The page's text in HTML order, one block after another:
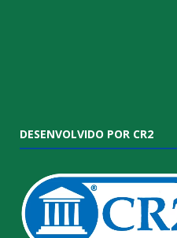
DESENVOLVIDO POR CR2